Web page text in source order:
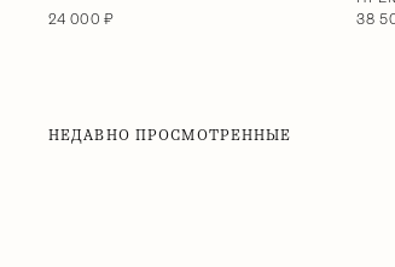
24 000 ₽
38
НЕДАВНО ПРОСМОТРЕННЫЕ